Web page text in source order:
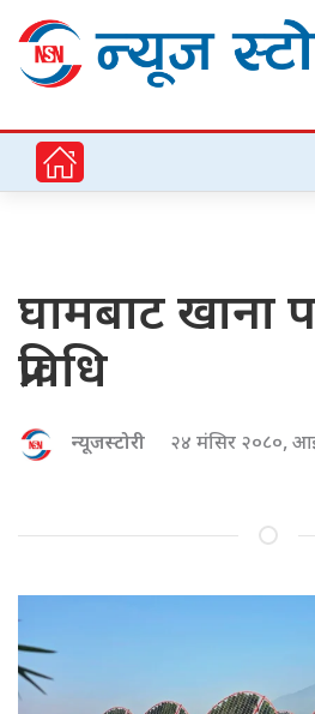
घामबाट खाना
प्रविधि
न्यूजस्टोरी २४ मंसिर २०८०,